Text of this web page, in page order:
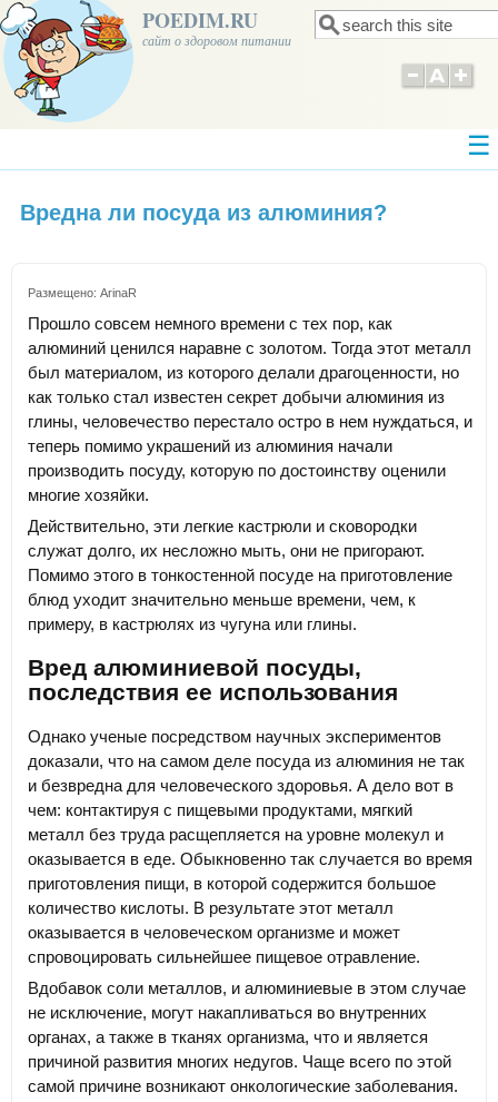
POEDIM.RU
сайт о здоровом питании Форма поиска
Поиск
Вредна ли посуда из алюминия?
Размещено: ArinaR
Прошло совсем немного времени с тех пор, как
алюминий ценился наравне с золотом. Тогда этот металл
был материалом, из которого делали драгоценности, но
как только стал известен секрет добычи алюминия из
глины, человечество перестало остро в нем нуждаться, и
теперь помимо украшений из алюминия начали
производить посуду, которую по достоинству оценили
многие хозяйки.
Действительно, эти легкие кастрюли и сковородки
служат долго, их несложно мыть, они не пригорают.
Помимо этого в тонкостенной посуде на приготовление
блюд уходит значительно меньше времени, чем, к
примеру, в кастрюлях из чугуна или глины.
Вред алюминиевой посуды,
последствия ее использования
Однако ученые посредством научных экспериментов
доказали, что на самом деле посуда из алюминия не так
и безвредна для человеческого здоровья. А дело вот в
чем: контактируя с пищевыми продуктами, мягкий
металл без труда расщепляется на уровне молекул и
оказывается в еде. Обыкновенно так случается во время
приготовления пищи, в которой содержится большое
количество кислоты. В результате этот металл
оказывается в человеческом организме и может
спровоцировать сильнейшее пищевое отравление.
Вдобавок соли металлов, и алюминиевые в этом случае
не исключение, могут накапливаться во внутренних
органах, а также в тканях организма, что и является
причиной развития многих недугов. Чаще всего по этой
самой причине возникают онкологические заболевания.